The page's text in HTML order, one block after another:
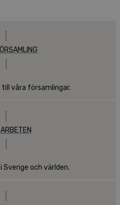
våra församlingar.
Sverige och världen.